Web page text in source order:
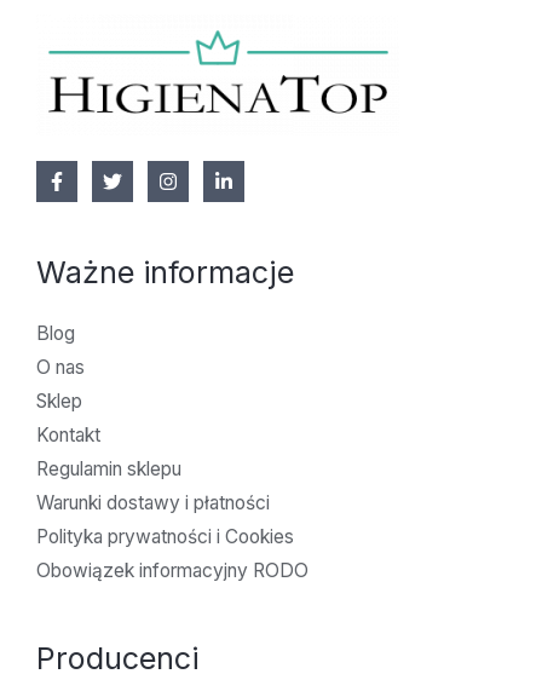
Ważne informacje
Blog
O nas
Sklep
Kontakt
Regulamin sklepu
Warunki dostawy i płatności
Polityka prywatności i Cookies
Obowiązek informacyjny RODO
Producenci